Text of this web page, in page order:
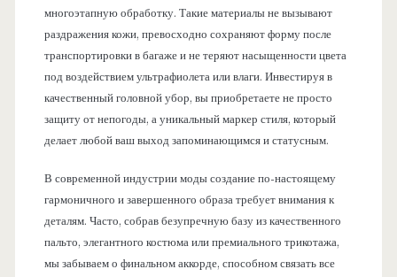
многоэтапную обработку. Такие материалы не вызывают
раздражения кожи, превосходно сохраняют форму после
транспортировки в багаже и не теряют насыщенности цвета
под воздействием ультрафиолета или влаги. Инвестируя в
качественный головной убор, вы приобретаете не просто
защиту от непогоды, а уникальный маркер стиля, который
делает любой ваш выход запоминающимся и статусным.
В современной индустрии моды создание по-настоящему
гармоничного и завершенного образа требует внимания к
деталям. Часто, собрав безупречную базу из качественного
пальто, элегантного костюма или премиального трикотажа,
мы забываем о финальном аккорде, способном связать все